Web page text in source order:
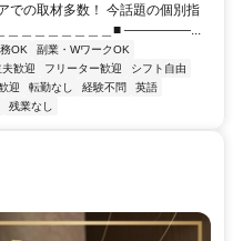
での取材多数！ 今話題の個別指
＿＿＿＿＿＿＿＿■ ―――――...
OK
副業・WワークOK
歓迎 フリーター歓迎
シフト自由
迎 転勤なし 経験不問
英語
残業なし